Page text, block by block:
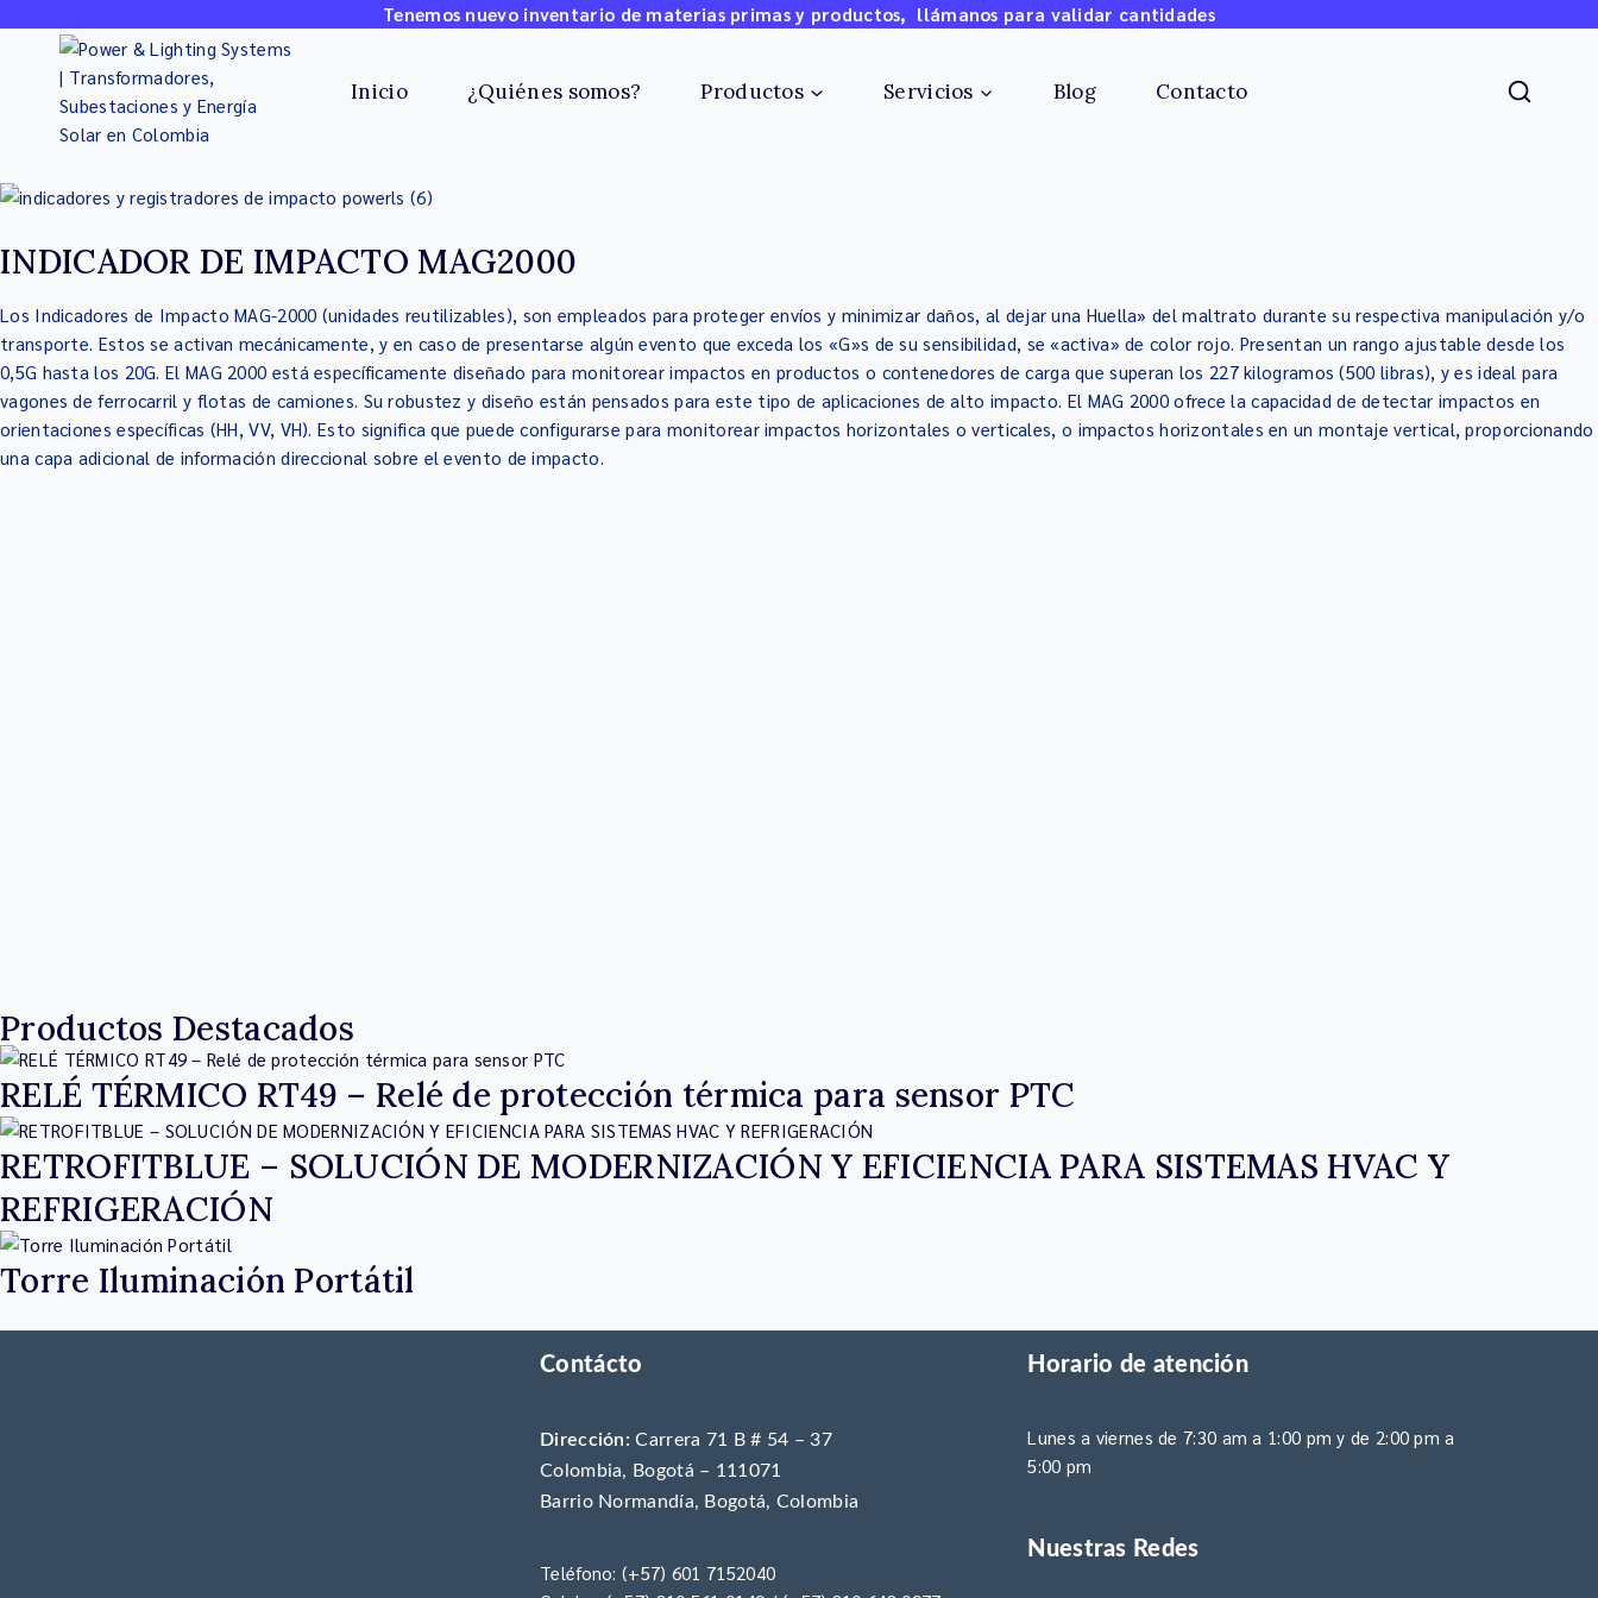
Tenemos nuevo inventario de materias primas y productos, llámanos para validar cantidades
Inicio ¿Quiénes somos? Productos Servicios Blog Contacto
INDICADOR DE IMPACTO MAG2000
Los Indicadores de Impacto MAG-2000 (unidades reutilizables), son empleados para proteger envíos y minimizar daños, al dejar una Huella» del maltrato durante su respectiva manipulación y/o
transporte. Estos se activan mecánicamente, y en caso de presentarse algún evento que exceda los «G»s de su sensibilidad, se «activa» de color rojo. Presentan un rango ajustable desde los
0,5G hasta los 20G. El MAG 2000 está específicamente diseñado para monitorear impactos en productos o contenedores de carga que superan los 227 kilogramos (500 libras), y es ideal para
vagones de ferrocarril y flotas de camiones. Su robustez y diseño están pensados para este tipo de aplicaciones de alto impacto. El MAG 2000 ofrece la capacidad de detectar impactos en
orientaciones específicas (HH, VV, VH). Esto significa que puede configurarse para monitorear impactos horizontales o verticales, o impactos horizontales en un montaje vertical, proporcionando
una capa adicional de información direccional sobre el evento de impacto.
Productos Destacados
RELÉ TÉRMICO RT49 – Relé de protección térmica para sensor PTC
RETROFITBLUE – SOLUCIÓN DE MODERNIZACIÓN Y EFICIENCIA PARA SISTEMAS HVAC Y
REFRIGERACIÓN
Torre Iluminación Portátil
Contácto
Dirección:Carrera 71 B # 54 – 37
Colombia, Bogotá – 111071
Barrio Normandía, Bogotá, Colombia
Teléfono: (+57) 601 7152040
Horario de atención
Lunes a viernes de 7:30 am a 1:00 pm y de 2:00 pm a
5:00 pm
Nuestras Redes